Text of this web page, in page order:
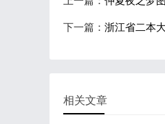
下一篇： 浙江省二本
相关文章